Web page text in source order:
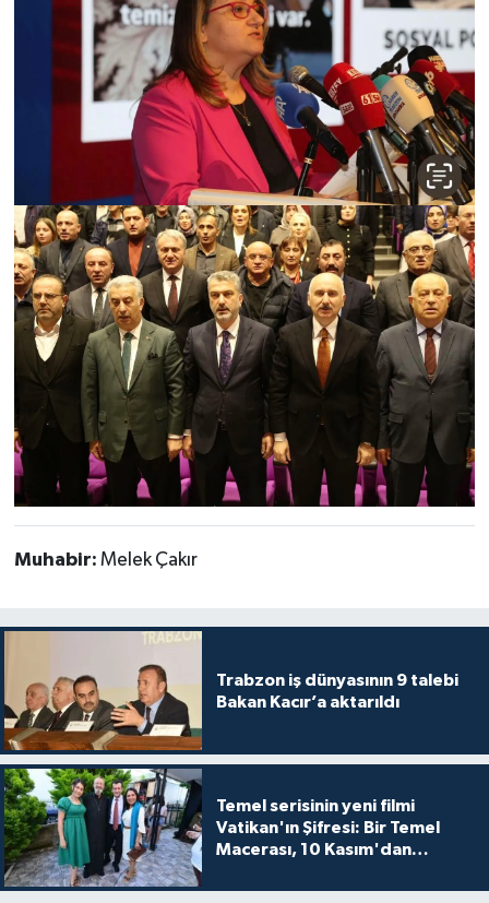
Muhabir: Melek Çakır
Trabzon iş dünyasının 9 talebi
Bakan Kacır’a aktarıldı
Temel serisinin yeni filmi
Vatikan'ın Şifresi: Bir Temel
Macerası, 10 Kasım'dan
buluşuyo